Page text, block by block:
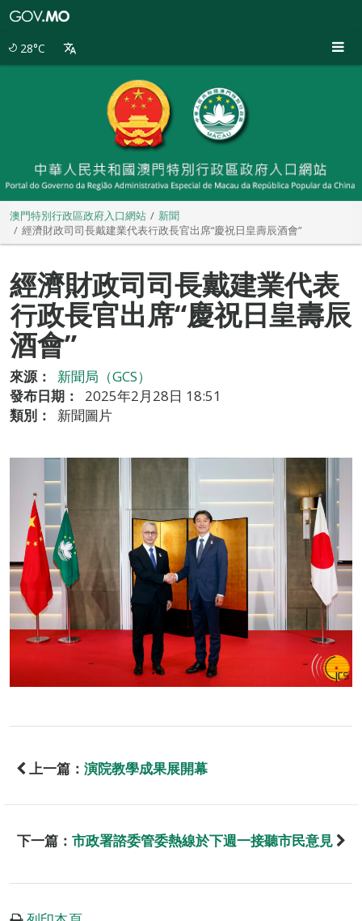
28°C
澳門特別行政區政府入口網站
新聞
經濟財政司司長戴建業代表行政長官出席“慶祝日皇壽辰酒會”
經濟財政司司長戴建業代表
行政長官出席“慶祝日皇壽辰
酒會”
來源：
新聞局（GCS）
發布日期：
2025年2月28日 18:51
類別：
新聞圖片
上一篇： 演院教學成果展開幕
下一篇： 市政署諮委管委熱線於下週一接聽市民意見